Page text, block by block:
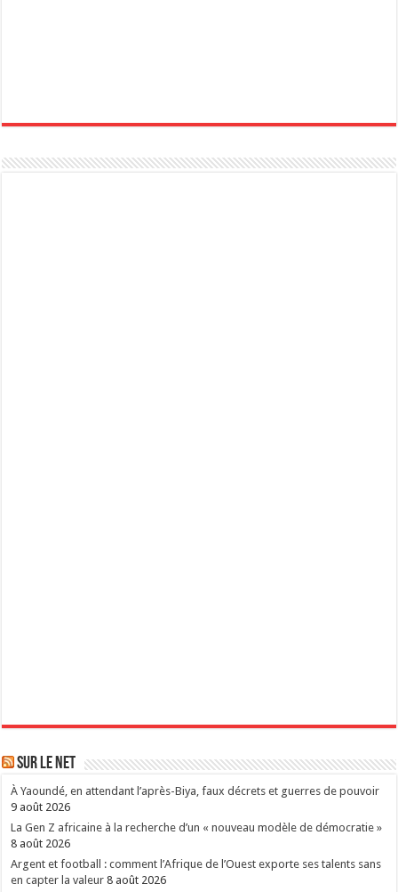
Sur le Net
À Yaoundé, en attendant l’après-Biya, faux décrets et guerres de pouvoir
9 août 2026
La Gen Z africaine à la recherche d’un « nouveau modèle de démocratie »
8 août 2026
Argent et football : comment l’Afrique de l’Ouest exporte ses talents sans
en capter la valeur 8 août 2026